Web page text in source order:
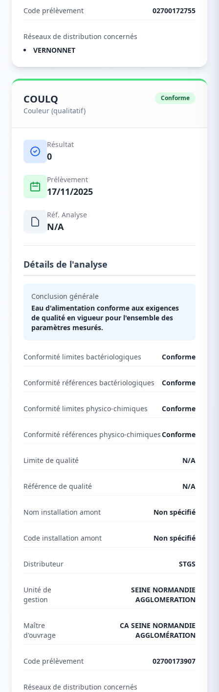
Code prélèvement 02700172755
Réseaux de distribution concernés
VERNONNET
COULQ
Couleur (qualitatif)
Conforme
Résultat
0
Prélèvement
17/11/2025
Réf. Analyse
N/A
Détails de l'analyse
Conclusion générale
Eau d'alimentation conforme aux exigences
de qualité en vigueur pour l'ensemble des
paramètres mesurés.
Conformité limites bactériologiques Conforme
Conformité références bactériologiques Conforme
Conformité limites physico-chimiques Conforme
Conformité références physico-chimiquesConforme
Limite de qualité N/A
Référence de qualité N/A
Nom installation amont Non spécifié
Code installation amont Non spécifié
Distributeur STGS
Unité de
gestion
SEINE NORMANDIE
AGGLOMERATION
Maître
d'ouvrage
CA SEINE NORMANDIE
AGGLOMÉRATION
Code prélèvement 02700173907
Réseaux de distribution concernés